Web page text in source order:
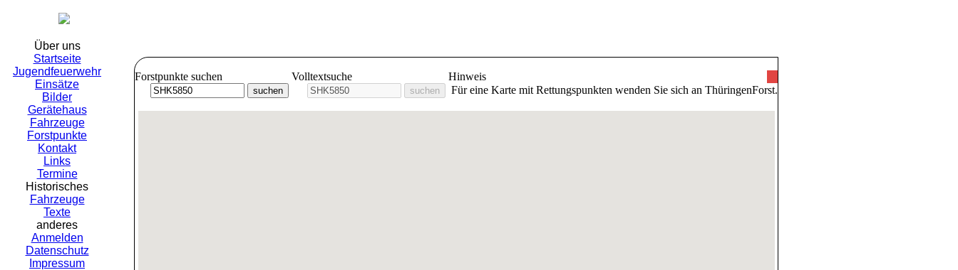
Über uns
Startseite
Jugendfeuerwehr
Einsätze
Bilder
Gerätehaus
Fahrzeuge
Forstpunkte
Kontakt
Links
Termine
Historisches
Fahrzeuge
Texte
anderes
Anmelden
Datenschutz
Impressum
Forstpunkte suchen Volltextsuche
Hinweis
Für eine Karte mit Rettungspunkten wenden Sie sich an ThüringenForst.